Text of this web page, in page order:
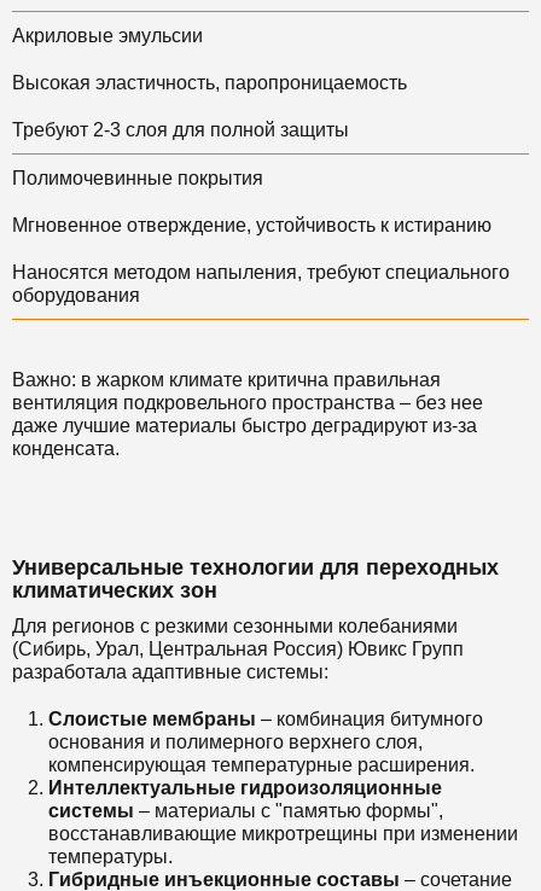
Акриловые эмульсии
Высокая эластичность, паропроницаемость
Требуют 2-3 слоя для полной защиты
Полимочевинные покрытия
Мгновенное отверждение, устойчивость к истиранию
Наносятся методом напыления, требуют специального
оборудования
Важно: в жарком климате критична правильная
вентиляция подкровельного пространства – без нее
даже лучшие материалы быстро деградируют из-за
конденсата.
Универсальные технологии для переходных
климатических зон
Для регионов с резкими сезонными колебаниями
(Сибирь, Урал, Центральная Россия) Ювикс Групп
разработала адаптивные системы:
Слоистые мембраны – комбинация битумного
основания и полимерного верхнего слоя,
компенсирующая температурные расширения.
Интеллектуальные гидроизоляционные
системы – материалы с "памятью формы",
восстанавливающие микротрещины при изменении
температуры.
Гибридные инъекционные составы – сочетание